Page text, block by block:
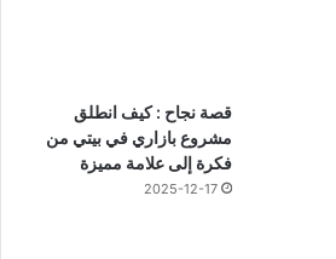
قصة نجاح : كيف انطلق
مشروع بازاري في بيتي من
فكرة إلى علامة مميزة
2025-12-17